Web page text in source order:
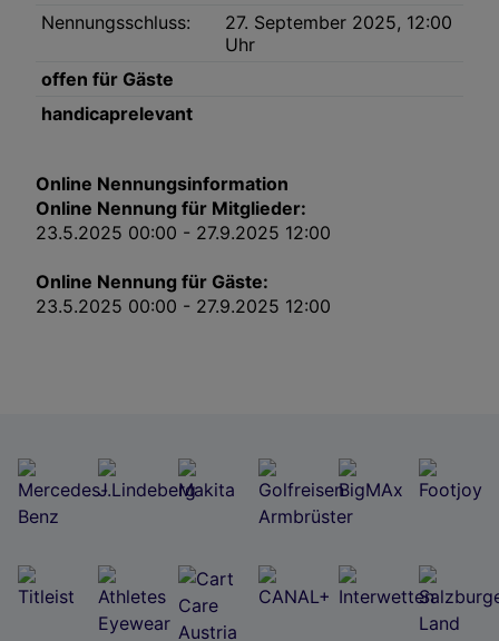
Nennungsschluss:
27. September 2025, 12:00
Uhr
offen für Gäste
handicaprelevant
Online Nennungsinformation
Online Nennung für Mitglieder:
23.5.2025 00:00 - 27.9.2025 12:00
Online Nennung für Gäste:
23.5.2025 00:00 - 27.9.2025 12:00
von unseren Cookies und auch von Drittanbietern (auch aus USA) ein.
In den Einstellungen können Sie jederzeit Ihre Präferenzen verwalten und
Interessen einlegen. Klicken Sie dazu auf „Cookie Einstellungen“, die sich auf
Link zur Datenschutzrichtlinie
Wir und unsere Partner verarbeiten Daten, um
Folgendes bereitzustellen:
Verwendung genauer Standortdaten. Endgeräteeigenschaften zur Identifikation
aktiv abfragen. Speichern von oder Zugriff auf Informationen auf einem
Endgerät. Personalisierte Werbung und Inhalte, Messung von Werbeleistung
und der Performance von Inhalten, Zielgruppenforschung sowie Entwicklung